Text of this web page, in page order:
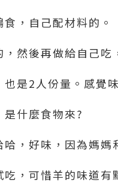
，自己配材料的。
然後再做給自己吃
是2人份量。感覺
什麼食物來?
，好味，因為媽媽
，可惜羊的味道有